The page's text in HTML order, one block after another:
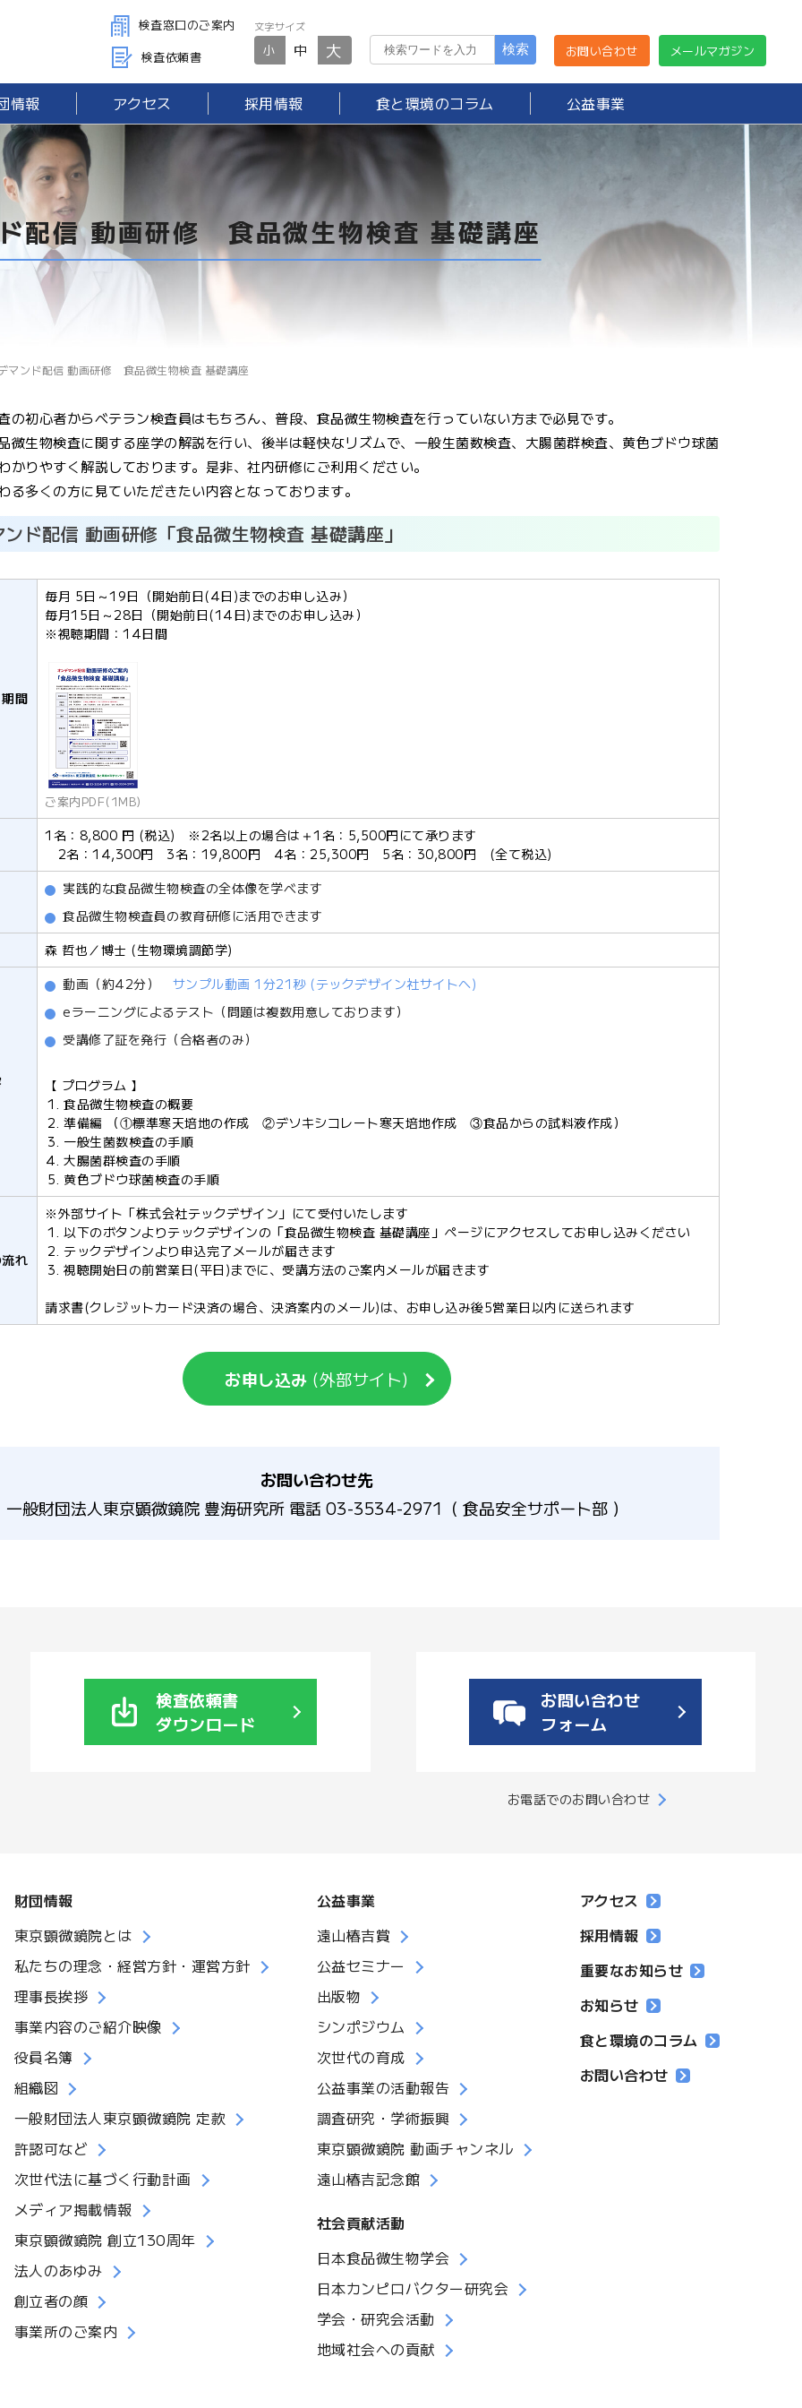
検査窓口のご案内
検査依頼書
文字サイズ
小 中 大 お問い合わせ メールマガジン
情報 アクセス 採用情報 食と環境のコラム 公益事業
配信 動画研修 食品微生物検査 基礎講座
マンド配信 動画研修 食品微生物検査 基礎講座
の初心者からベテラン検査員はもちろん、普段、食品微生物検査を行っていない方まで必見です。
微生物検査に関する座学の解説を行い、後半は軽快なリズムで、一般生菌数検査、大腸菌群検査、黄色ブドウ球菌
かりやすく解説しております。是非、社内研修にご利用ください。
る多くの方に見ていただきたい内容となっております。
ド配信 動画研修「食品微生物検査 基礎講座」
間
毎月 5日～19日（開始前日(4日)までのお申し込み）
毎月15日～28日（開始前日(14日)までのお申し込み）
※視聴期間：14日間
ご案内PDF(1MB)
1名：8,800 円 (税込) ※2名以上の場合は＋1名：5,500円にて承ります
2名：14,300円 3名：19,800円 4名：25,300円 5名：30,800円 (全て税込)
実践的な食品微生物検査の全体像を学べます
食品微生物検査員の教育研修に活用できます
森 哲也／博士 (生物環境調節学)
動画（約42分） サンプル動画 1分21秒 (テックデザイン社サイトへ)
eラーニングによるテスト（問題は複数用意しております）
受講修了証を発行（合格者のみ）
【 プログラム 】
食品微生物検査の概要
準備編 （①標準寒天培地の作成 ②デソキシコレート寒天培地作成 ③食品からの試料液作成）
一般生菌数検査の手順
大腸菌群検査の手順
黄色ブドウ球菌検査の手順
れ
※外部サイト「株式会社テックデザイン」にて受付いたします
以下のボタンよりテックデザインの「食品微生物検査 基礎講座」ページにアクセスしてお申し込みください
テックデザインより申込完了メールが届きます
視聴開始日の前営業日(平日)までに、受講方法のご案内メールが届きます
請求書(クレジットカード決済の場合、決済案内のメール)は、お申し込み後5営業日以内に送られます
お申し込み (外部サイト)
お問い合わせ先
一般財団法人東京顕微鏡院 豊海研究所 電話 03-3534-2971（ 食品安全サポート部 ）
検査依頼書
ダウンロード
お問い合わせ
フォーム
お電話でのお問い合わせ
財団情報
東京顕微鏡院とは
私たちの理念・経営方針・運営方針
理事長挨拶
事業内容のご紹介映像
役員名簿
組織図
一般財団法人東京顕微鏡院 定款
許認可など
次世代法に基づく行動計画
メディア掲載情報
東京顕微鏡院 創立130周年
法人のあゆみ
創立者の顔
事業所のご案内
公益事業
遠山椿吉賞
公益セミナー
出版物
シンポジウム
次世代の育成
公益事業の活動報告
調査研究・学術振興
東京顕微鏡院 動画チャンネル
遠山椿吉記念館
社会貢献活動
日本食品微生物学会
日本カンピロバクター研究会
学会・研究会活動
地域社会への貢献
アクセス
採用情報
重要なお知らせ
お知らせ
食と環境のコラム
お問い合わせ